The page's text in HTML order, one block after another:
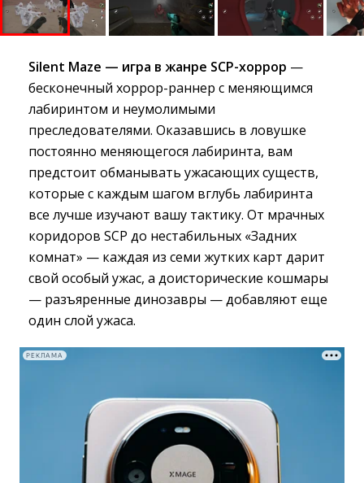
Silent Maze — игра в жанре SCP-хоррор —
бесконечный хоррор-раннер с меняющимся
лабиринтом и неумолимыми
преследователями. Оказавшись в ловушке
постоянно меняющегося лабиринта, вам
предстоит обманывать ужасающих существ,
которые с каждым шагом вглубь лабиринта
все лучше изучают вашу тактику. От мрачных
коридоров SCP до нестабильных «Задних
комнат» — каждая из семи жутких карт дарит
свой особый ужас, а доисторические кошмары
— разъяренные динозавры — добавляют еще
один слой ужаса.
РЕКЛАМА